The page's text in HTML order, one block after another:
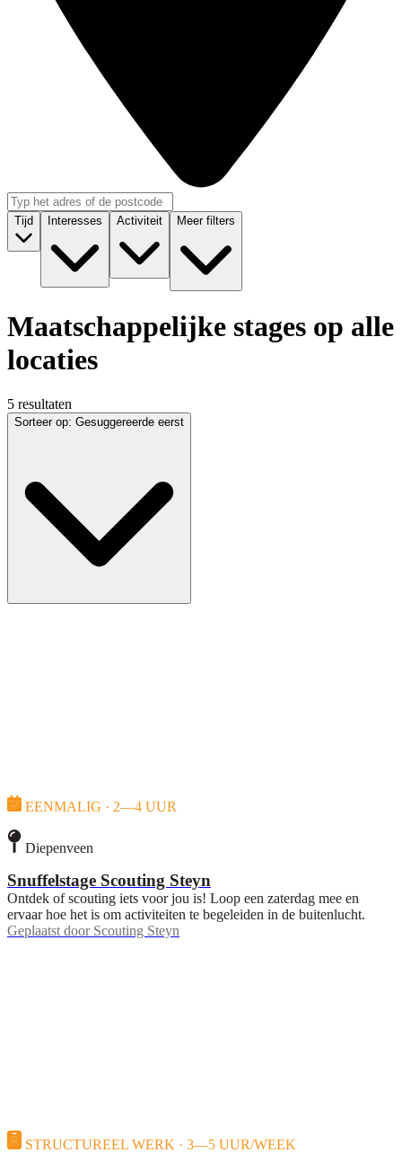
Tijd Interesses Activiteit Meer filters
Maatschappelijke stages op alle
locaties
5 resultaten
Sorteer op: Gesuggereerde eerst
EENMALIG · 2—4 UUR
Diepenveen
Snuffelstage Scouting Steyn
Ontdek of scouting iets voor jou is! Loop een zaterdag mee en
ervaar hoe het is om activiteiten te begeleiden in de buitenlucht.
Geplaatst door Scouting Steyn
STRUCTUREEL WERK · 3—5 UUR/WEEK